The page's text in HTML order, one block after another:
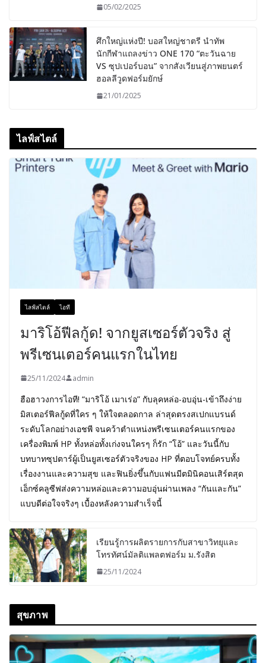
05/02/2025
ศึกใหญ่แห่งปี! บอสใหญ่ชาตรี นำทัพ
นักกีฬาแถลงข่าว ONE 170 “ตะวันฉาย
VS ซุปเปอร์บอน” จากสังเวียนสู่ภาพยนตร์
ฮอลลีวูดฟอร์มยักษ์
21/01/2025
ไลฟ์สไตล์
ไลฟ์สไตล์ ไอที
มาริโอ้ฟีลกู้ด! จากยูสเซอร์ตัวจริง สู่
พรีเซนเตอร์คนแรกในไทย
25/11/2024 admin
ฮือฮาวงการไอที! “มาริโอ้ เมาเร่อ” กับลุคหล่อ-อบอุ่น-เข้าถึงง่าย
มิสเตอร์ฟีลกู้ดที่ใคร ๆ ให้ใจตลอดกาล ล่าสุดตรงสเปกแบรนด์
ระดับโลกอย่างเอชพี จนคว้าตำแหน่งพรีเซนเตอร์คนแรกของ
เครื่องพิมพ์ HP ทั้งหล่อทั้งเก่งจนใครๆ ก็รัก “โอ้” และวันนี้กับ
บทบาทซุปตาร์ผู้เป็นยูสเซอร์ตัวจริงของ HP ที่ตอบโจทย์ครบทั้ง
เรื่องงานและความสุข และฟินยิ่งขึ้นกับแฟนมีตมินิคอนเสิร์ตสุด
เอ็กซ์คลูซีฟส่งความหล่อและความอบอุ่นผ่านเพลง “กันและกัน”
แบบดีต่อใจจริงๆ เบื้องหลังความสำเร็จนี้
เรียนรู้การผลิตรายการกับสาขาวิทยุและ
โทรทัศน์มัลติแพลตฟอร์ม ม.รังสิต
25/11/2024
สุขภาพ